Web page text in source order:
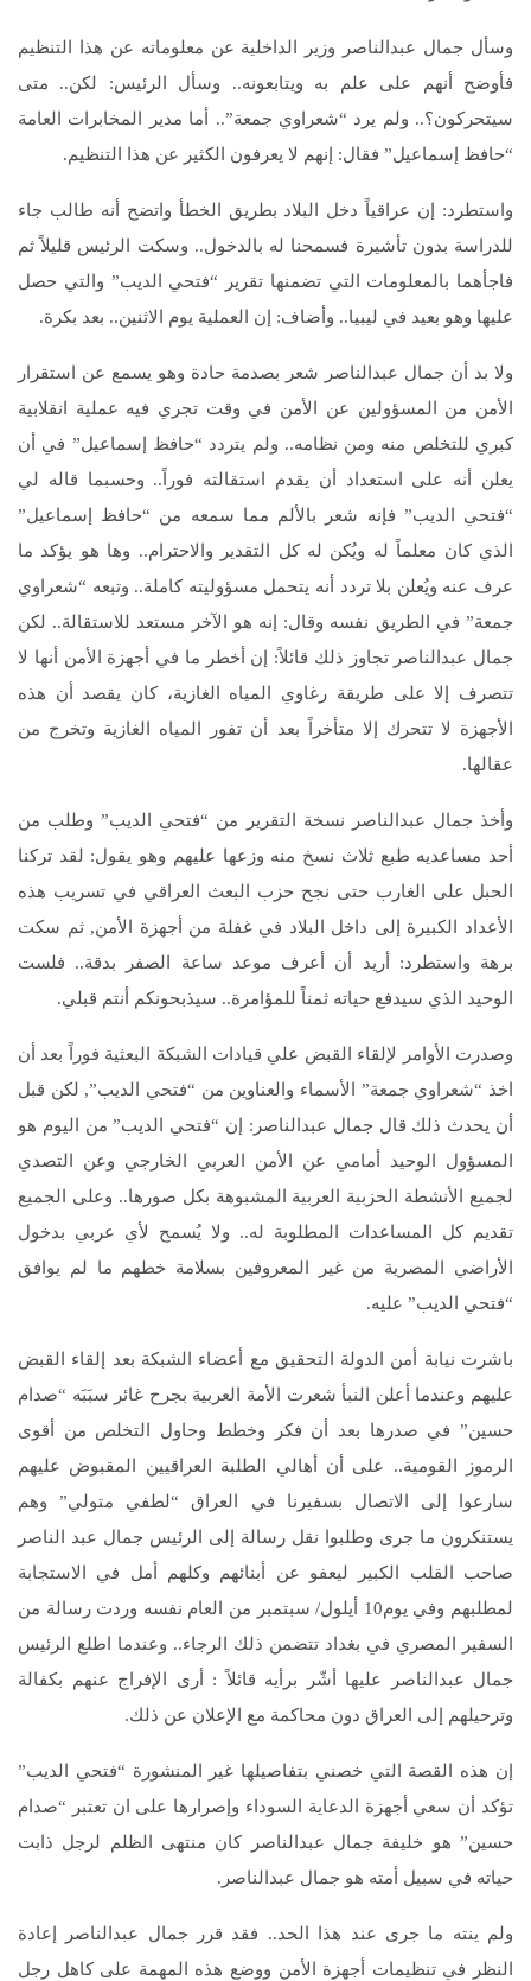
وسأل جمال عبدالناصر وزير الداخلية عن معلوماته عن هذا التنظيم
فأوضح أنهم على علم به ويتابعونه‏..‏ وسأل الرئيس‏:‏ لكن‏..‏ متى
سيتحركون؟‏..‏ ولم يرد “شعراوي جمعة‏”..‏ أما مدير المخابرات العامة
“حافظ إسماعيل” فقال‏:‏ إنهم لا يعرفون الكثير عن هذا التنظيم‏.‏
واستطرد‏:‏ إن عراقياً دخل البلاد بطريق الخطأ واتضح أنه طالب جاء
للدراسة بدون تأشيرة فسمحنا له بالدخول‏..‏ وسكت الرئيس قليلاً ثم
فاجأهما بالمعلومات التي تضمنها تقرير “فتحي الديب” والتي حصل
عليها وهو بعيد في ليبيا‏..‏ وأضاف‏:‏ إن العملية يوم الاثنين‏..‏ بعد بكرة‏.‏
ولا بد أن جمال عبدالناصر شعر بصدمة حادة وهو يسمع عن استقرار
الأمن من المسؤولين عن الأمن في وقت تجري فيه عملية انقلابية
كبري للتخلص منه ومن نظامه‏..‏ ولم يتردد “حافظ إسماعيل” في أن
يعلن أنه على استعداد أن يقدم استقالته فوراً‏..‏ وحسبما قاله لي
“فتحي الديب” فإنه شعر بالألم مما سمعه من “حافظ إسماعيل”
الذي كان معلماً له ويُكن له كل التقدير والاحترام‏..‏ وها هو يؤكد ما
عرف عنه ويُعلن بلا تردد أنه يتحمل مسؤوليته كاملة‏..‏ وتبعه “شعراوي
جمعة” في الطريق نفسه وقال‏:‏ إنه هو الآخر مستعد للاستقالة‏..‏ لكن
جمال عبدالناصر تجاوز ذلك قائلاً:‏ إن أخطر ما في أجهزة الأمن أنها لا
تتصرف إلا على طريقة رغاوي المياه الغازية، كان يقصد أن هذه
الأجهزة لا تتحرك إلا متأخراً بعد أن تفور المياه الغازية وتخرج من
عقالها‏.‏
وأخذ جمال عبدالناصر نسخة التقرير من “فتحي الديب” وطلب من
أحد مساعديه طبع ثلاث نسخ منه وزعها عليهم وهو يقول‏:‏ لقد تركنا
الحبل على الغارب حتى نجح حزب البعث العراقي في تسريب هذه
الأعداد الكبيرة إلى داخل البلاد في غفلة من أجهزة الأمن‏,‏ ثم سكت
برهة واستطرد‏:‏ أريد أن أعرف موعد ساعة الصفر بدقة‏..‏ فلست
الوحيد الذي سيدفع حياته ثمناً للمؤامرة‏..‏ سيذبحونكم أنتم قبلي‏.‏
وصدرت الأوامر لإلقاء القبض علي قيادات الشبكة البعثية فوراً بعد أن
اخذ “شعراوي جمعة” الأسماء والعناوين من “فتحي الديب‏”,‏ لكن قبل
أن يحدث ذلك قال جمال عبدالناصر‏:‏ إن “فتحي الديب” من اليوم هو
المسؤول الوحيد أمامي عن الأمن العربي الخارجي وعن التصدي
لجميع الأنشطة الحزبية العربية المشبوهة بكل صورها‏..‏ وعلى الجميع
تقديم كل المساعدات المطلوبة له‏..‏ ولا يُسمح لأي عربي بدخول
الأراضي المصرية من غير المعروفين بسلامة خطهم ما لم يوافق
“فتحي الديب” عليه‏.‏
باشرت نيابة أمن الدولة التحقيق مع أعضاء الشبكة بعد إلقاء القبض
عليهم وعندما أعلن النبأ شعرت الأمة العربية بجرح غائر سبَبَه “صدام
حسين” في صدرها بعد أن فكر وخطط وحاول التخلص من أقوى
الرموز القومية‏..‏ على أن أهالي الطلبة العراقيين المقبوض عليهم
سارعوا إلى الاتصال بسفيرنا في العراق “لطفي متولي” وهم
يستنكرون ما جرى وطلبوا نقل رسالة إلى الرئيس جمال عبد الناصر
صاحب القلب الكبير ليعفو عن أبنائهم وكلهم أمل في الاستجابة
لمطلبهم وفي يوم‏10‏ أيلول/ سبتمبر من العام نفسه وردت رسالة من
السفير المصري في بغداد تتضمن ذلك الرجاء‏..‏ وعندما اطلع الرئيس
جمال عبدالناصر عليها أشّر برأيه قائلاً :‏ أرى الإفراج عنهم بكفالة
وترحيلهم إلى العراق دون محاكمة مع الإعلان عن ذلك‏.‏
إن هذه القصة التي خصني بتفاصيلها غير المنشورة “فتحي الديب”
تؤكد أن سعي أجهزة الدعاية السوداء وإصرارها على ان تعتبر “صدام
حسين” هو خليفة جمال عبدالناصر كان منتهى الظلم لرجل ذابت
حياته في سبيل أمته هو جمال عبدالناصر‏.‏
ولم ينته ما جرى عند هذا الحد‏..‏ فقد قرر جمال عبدالناصر إعادة
النظر في تنظيمات أجهزة الأمن ووضع هذه المهمة على كاهل رجل